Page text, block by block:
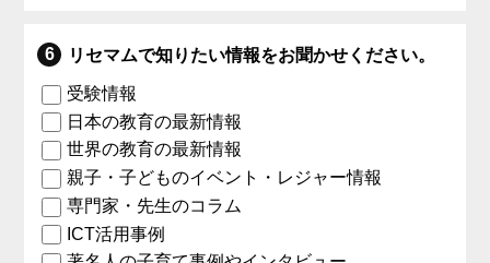
リセマムで知りたい情報をお聞かせください。
受験情報
日本の教育の最新情報
世界の教育の最新情報
親子・子どものイベント・レジャー情報
専門家・先生のコラム
ICT活用事例